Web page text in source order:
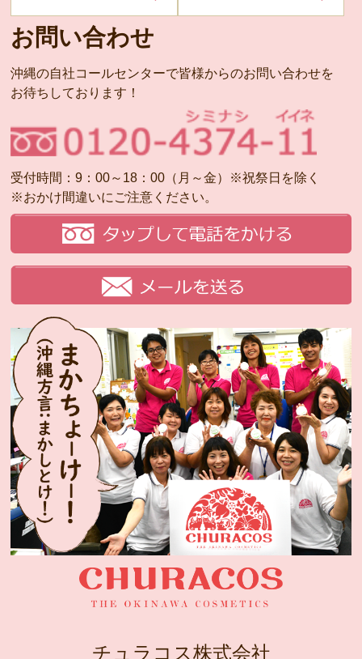
お問い合わせ
沖縄の自社コールセンターで皆様からのお問い合わせを
お待ちしております！
受付時間：9：00～18：00（月～金）※祝祭日を除く
※おかけ間違いにご注意ください。
チュラコス株式会社